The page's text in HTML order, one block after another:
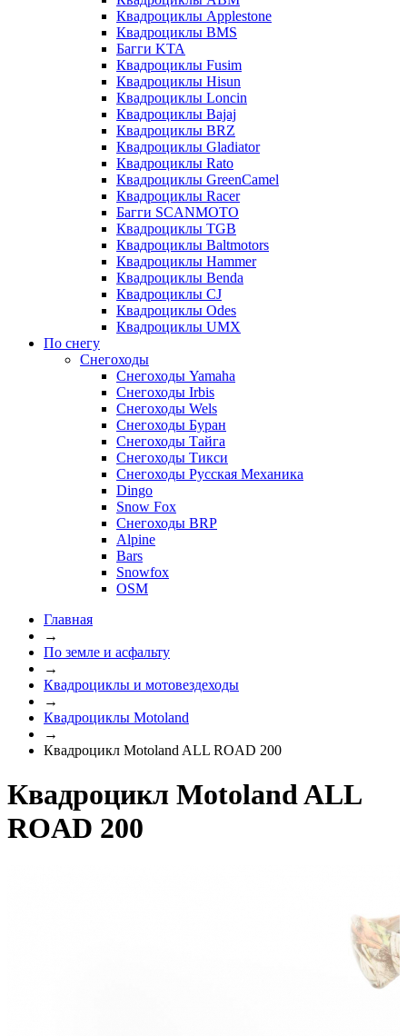
Квадроциклы Applestone
Квадроциклы BMS
Багги KTA
Квадроциклы Fusim
Квадроциклы Hisun
Квадроциклы Loncin
Квадроциклы Bajaj
Квадроциклы BRZ
Квадроциклы Gladiator
Квадроциклы Rato
Квадроциклы GreenCamel
Квадроциклы Racer
Багги SCANMOTO
Квадроциклы TGB
Квадроциклы Baltmotors
Квадроциклы Hammer
Квадроциклы Benda
Квадроциклы CJ
Квадроциклы Odes
Квадроциклы UMX
По снегу
Снегоходы
Снегоходы Yamaha
Снегоходы Irbis
Снегоходы Wels
Снегоходы Буран
Снегоходы Тайга
Снегоходы Тикси
Снегоходы Русская Механика
Dingo
Snow Fox
Снегоходы BRP
Alpine
Bars
Snowfox
OSM
Главная
→
По земле и асфальту
→
Квадроциклы и мотовездеходы
→
Квадроциклы Motoland
→
Квадроцикл Motoland ALL ROAD 200
Квадроцикл Motoland ALL
ROAD 200